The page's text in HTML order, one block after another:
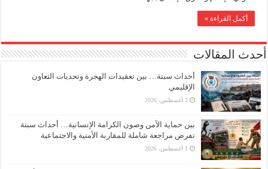
أكمل القراءة »
أحدث المقالات
أحداث سبتة… بين تعقيدات الهجرة وتحديات التعاون
الإقليمي
2 أغسطس، 2026
بين حماية الأمن وصون الكرامة الإنسانية… أحداث سبتة
تفرض مراجعة شاملة للمقاربة الأمنية والاجتماعية
1 أغسطس، 2026